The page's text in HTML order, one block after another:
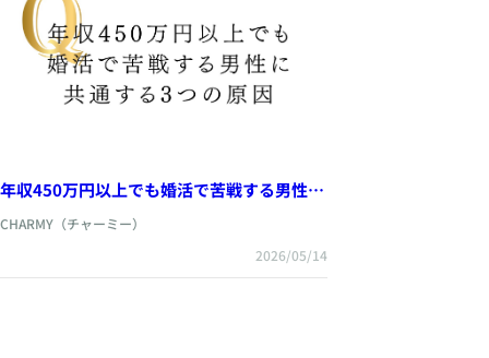
年収450万円以上でも婚活で苦戦する男性に
CHARMY（チャーミー）
2026/05/14